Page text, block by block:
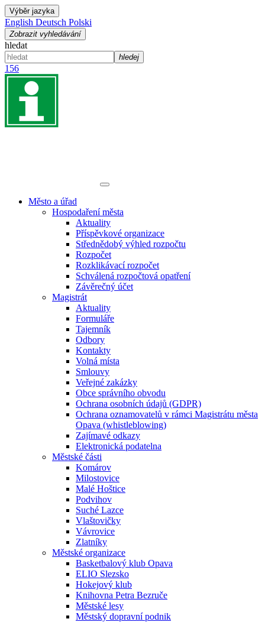
Výběr jazyka
English Deutsch Polski
Zobrazit vyhledávání
hledat
hledej
156
Město a úřad
Hospodaření města
Aktuality
Příspěvkové organizace
Střednědobý výhled rozpočtu
Rozpočet
Rozklikávací rozpočet
Schválená rozpočtová opatření
Závěrečný účet
Magistrát
Aktuality
Formuláře
Tajemník
Odbory
Kontakty
Volná místa
Smlouvy
Veřejné zakázky
Obce správního obvodu
Ochrana osobních údajů (GDPR)
Ochrana oznamovatelů v rámci Magistrátu města
Opava (whistleblowing)
Zajímavé odkazy
Elektronická podatelna
Městské části
Komárov
Milostovice
Malé Hoštice
Podvihov
Suché Lazce
Vlaštovičky
Vávrovice
Zlatníky
Městské organizace
Basketbalový klub Opava
ELIO Slezsko
Hokejový klub
Knihovna Petra Bezruče
Městské lesy
Městský dopravní podnik